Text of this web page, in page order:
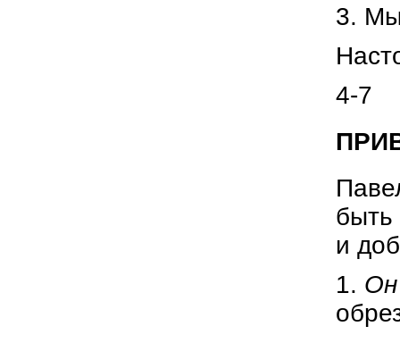
3. Мы
4-7
быть
и
1. Он